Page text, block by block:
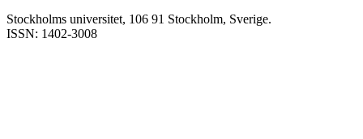
Stockholms universitet, 106 91 Stockholm, Sverige.
ISSN: 1402-3008